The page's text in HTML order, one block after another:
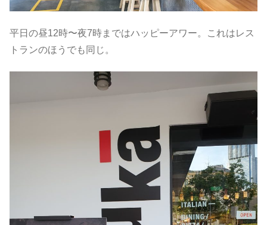
平日の昼12時〜夜7時まではハッピーアワー。これはレス
トランのほうでも同じ。